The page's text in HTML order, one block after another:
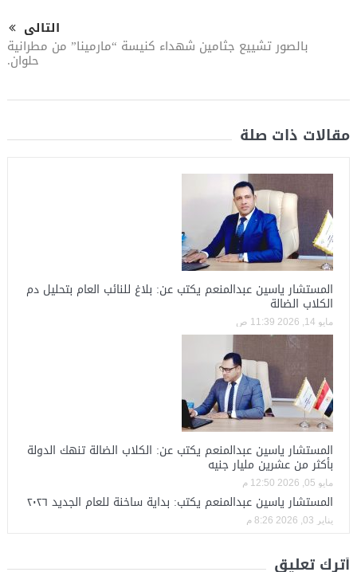
التالى
بالصور تشييع جثامين شهداء كنيسة “مارمينا” من مطرانية
حلوان.
مقالات ذات صلة
المستشار ياسين عبدالمنعم يكتب عن: بلاغ للنائب العام بتحليل دم
الكلاب الضالة
مايو 14, 2026 11:39 ص
المستشار ياسين عبدالمنعم يكتب عن: الكلاب الضالة تنهك الدولة
بأكثر من عشرين مليار جنيه
مايو 05, 2026 12:50 م
المستشار ياسين عبدالمنعم يكتب: بداية ساخنة للعام الجديد ٢٠٢٦
يناير 03, 2026 8:26 م
أترك تعليق